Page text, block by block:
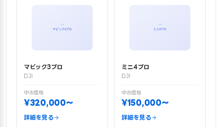
マビック3プロ
DJI
中古価格
¥320,000〜
詳細を見る
ミニ4プロ
DJI
中古価格
¥150,000〜
詳細を見る